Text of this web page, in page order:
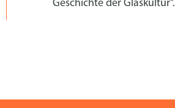
Geschichte der Glaskultur“.